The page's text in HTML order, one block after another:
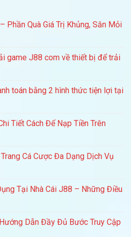
Phần Quà Giá Trị Khủng, Săn Mỏi
game J88 com về thiết bị để trải
toán bằng 2 hình thức tiện lợi tại
Tiết Cách Để Nạp Tiền Trên
Cá Cược Đa Dạng Dịch Vụ
Tại Nhà Cái J88 – Những Điều
Dẫn Đầy Đủ Bước Truy Cập